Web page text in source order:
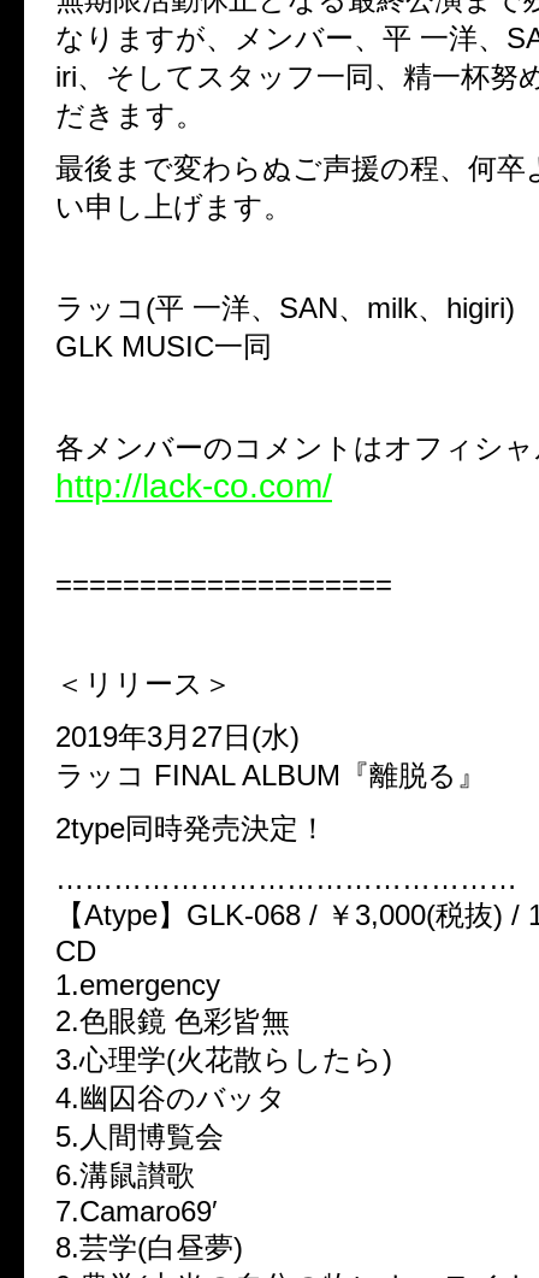
なりますが、メンバー、平 一洋、
iri、そしてスタッフ一同、精一杯努
だきます。
最後まで変わらぬご声援の程、何卒
い申し上げます。
ラッコ(平 一洋、SAN、milk、higiri)
GLK MUSIC一同
各メンバーのコメントはオフィシ
http://lack-co.com/
====================
＜リリース＞
2019年3月27日(水)
ラッコ FINAL ALBUM『離脱る』
2type同時発売決定！
…………………………………………
【Atype】GLK-068 / ￥3,000(税抜) /
CD
1.emergency
2.色眼鏡 色彩皆無
3.心理学(火花散らしたら)
4.幽囚谷のバッタ
5.人間博覧会
6.溝鼠讃歌
7.Camaro69′
8.芸学(白昼夢)